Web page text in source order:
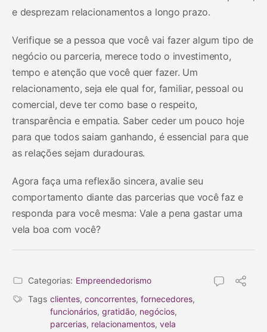
e desprezam relacionamentos a longo prazo.
Verifique se a pessoa que você vai fazer algum tipo de
negócio ou parceria, merece todo o investimento,
tempo e atenção que você quer fazer. Um
relacionamento, seja ele qual for, familiar, pessoal ou
comercial, deve ter como base o respeito,
transparência e empatia. Saber ceder um pouco hoje
para que todos saiam ganhando, é essencial para que
as relações sejam duradouras.
Agora faça uma reflexão sincera, avalie seu
comportamento diante das parcerias que você faz e
responda para você mesma: Vale a pena gastar uma
vela boa com você?
Categorias: Empreendedorismo
Tags clientes, concorrentes, fornecedores,
funcionários, gratidão, negócios,
parcerias, relacionamentos, vela